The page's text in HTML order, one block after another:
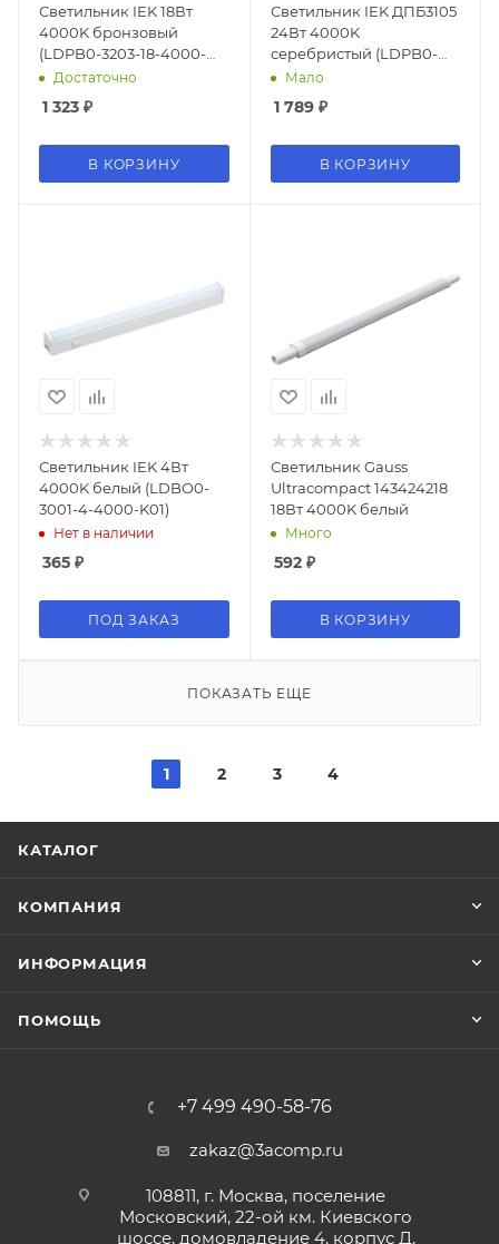
Светильник IEK 18Вт
4000K бронзовый
(LDPB0-3203-18-4000-
K01)Достаточно
1 323 ₽
В КОРЗИНУ
Светильник IEK ДПБ3105
24Вт 4000K
серебристый (LDPB0-
3105-24-4000-K01)
Мало
1 789₽
В КОРЗИНУ
Светильник IEK 4Вт
4000K белый (LDBO0-
3001-4-4000-K01)
Нет в наличии
365 ₽
ПОД ЗАКАЗ
Светильник Gauss
Ultracompact 143424218
18Вт 4000K белый
Много
592₽
В КОРЗИНУ
ПОКАЗАТЬ ЕЩЕ
1 2 3 4
КАТАЛОГ
КОМПАНИЯ
ИНФОРМАЦИЯ
ПОМОЩЬ
+7 499 490-58-76
zakaz@3acomp.ru
108811, г. Москва, поселение
Московский, 22-ой км. Киевского
шоссе, домовладение 4, корпус Д,